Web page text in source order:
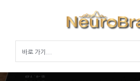
바로 가기...